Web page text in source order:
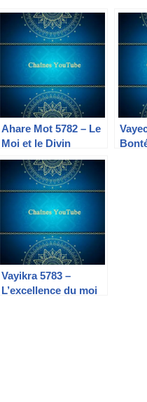
Ahare Mot 5782 – Le
Moi et le Divin
Vayikra 5783 –
L’excellence du moi